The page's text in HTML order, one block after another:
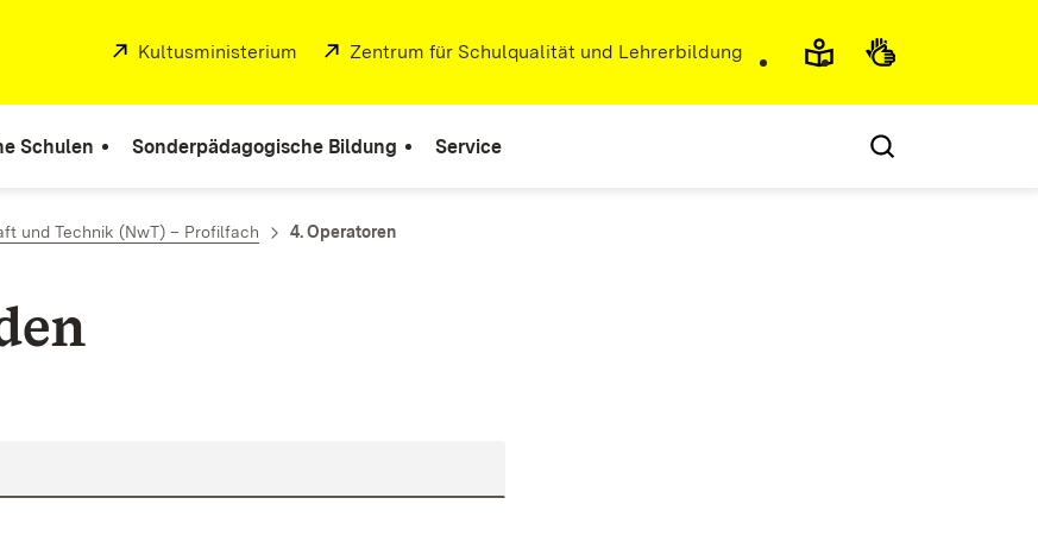
Extern:
Kultusministerium (Öffnet in neuem Fenster)
Extern:
Zentrum für Schulqualität und Lehrerbildung
Schulen Sonderpädagogische Bildung Service
und Technik (NwT) – Profilfach 4. Operatoren